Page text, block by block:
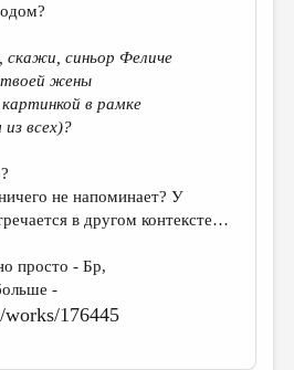
синьор Феличе
жены
картинкой в рамке
всех)?
не напоминает? У
в другом контексте…
просто - Бр,
-
176445